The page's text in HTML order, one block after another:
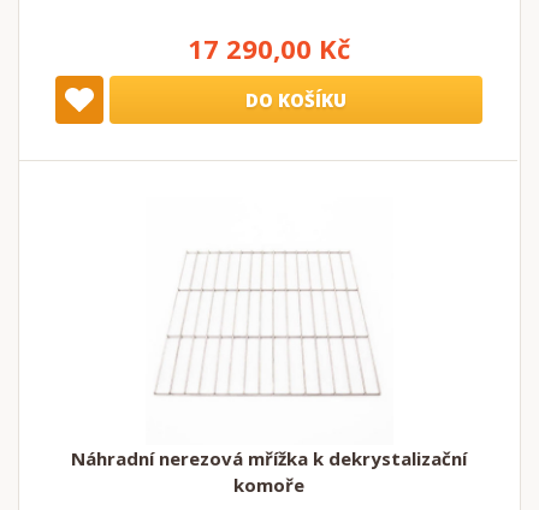
17 290,00 Kč
DO KOŠÍKU
Náhradní nerezová mřížka k dekrystalizační
komoře